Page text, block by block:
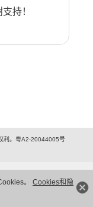
。 Cookies和隐
持！
利。粤A2-20044005号